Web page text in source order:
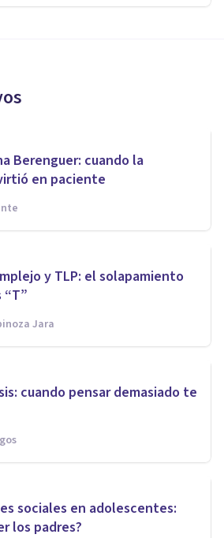
Berenguer: cuando la
en paciente
y TLP: el solapamiento
Jara
cuando pensar demasiado te
sociales en adolescentes:
los padres?